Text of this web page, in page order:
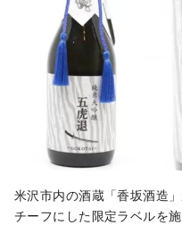
米沢市内の酒蔵「香坂酒造
チーフにした限定ラベルを施